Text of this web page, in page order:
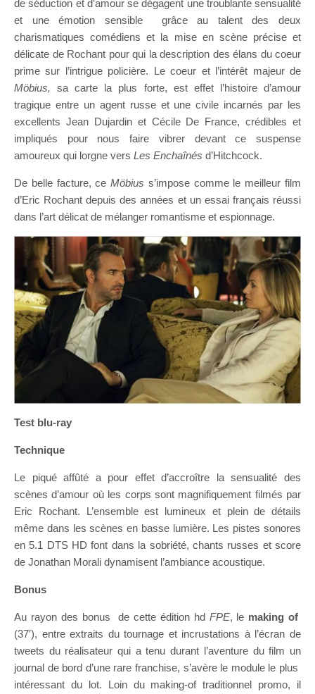
de séduction et d’amour se dégagent une troublante sensualité
et une émotion sensible grâce au talent des deux
charismatiques comédiens et la mise en scène précise et
délicate de Rochant pour qui la description des élans du coeur
prime sur l’intrigue policière. Le coeur et l’intérêt majeur de
Möbius,sa carte la plus forte, est effet l’histoire d’amour
tragique entre un agent russe et une civile incarnés par les
excellents Jean Dujardin et Cécile De France, crédibles et
impliqués pour nous faire vibrer devant ce suspense
amoureux qui lorgne vers Les Enchaînés d’Hitchcock.
De belle facture, ceMöbius s’impose comme le meilleur film
d’Eric Rochant depuis des années et un essai français réussi
dans l’art délicat de mélanger romantisme et espionnage.
Test blu-ray
Technique
Le piqué affûté a pour effet d’accroître la sensualité des
scènes d’amour où les corps sont magnifiquement filmés par
Eric Rochant. L’ensemble est lumineux et plein de détails
même dans les scènes en basse lumière. Les pistes sonores
en 5.1 DTS HD font dans la sobriété, chants russes et score
de Jonathan Morali dynamisent l’ambiance acoustique.
Bonus
Au rayon des bonus de cette édition hd FPE, le making of
(37′), entre extraits du tournage et incrustations à l’écran de
tweets du réalisateur qui a tenu durant l’aventure du film un
journal de bord d’une rare franchise, s’avère le module le plus
intéressant du lot. Loin du making-of traditionnel promo, il